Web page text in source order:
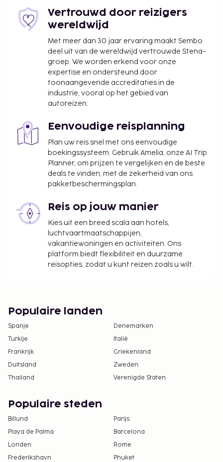
hij/zij in dezelfde kamer als de ouders of voogd
slaapt en het aanwezige beddengoed gebruikt.
Gasten kunnen overal contactloos betalen.
Vertrouwd door reizigers
wereldwijd
Met meer dan 30 jaar ervaring maakt Sembo
deel uit van de wereldwijd vertrouwde Stena-
groep. We worden erkend voor onze
expertise en ondersteund door
toonaangevende accreditaties in de
industrie, vooral op het gebied van
autoreizen.
Eenvoudige reisplanning
Plan uw reis snel met ons eenvoudige
boekingssysteem. Gebruik Amelia, onze AI Trip
Planner, om prijzen te vergelijken en de beste
deals te vinden, met de zekerheid van ons
pakketbeschermingsplan.
Reis op jouw manier
Kies uit een breed scala aan hotels,
luchtvaartmaatschappijen,
vakantiewoningen en activiteiten. Ons
platform biedt flexibiliteit en duurzame
reisopties, zodat u kunt reizen zoals u wilt.
Populaire landen
Spanje
Denemarken
Turkije
Italië
Frankrijk
Griekenland
Duitsland
Zweden
Thailand
Verenigde Staten
Populaire steden
Billund
Parijs
Playa de Palma
Barcelona
Londen
Rome
Frederikshavn
Phuket